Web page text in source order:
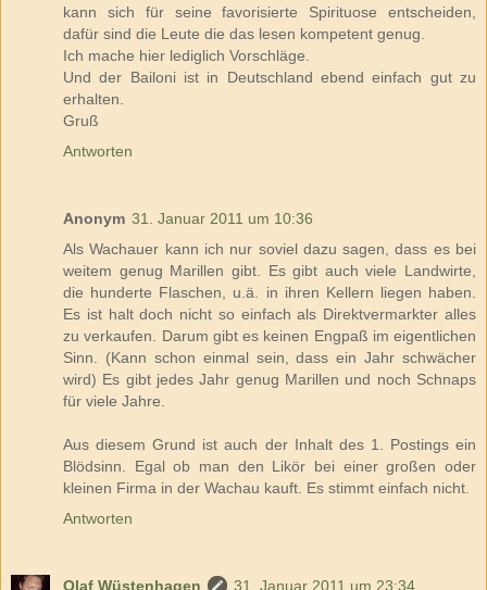
kann sich für seine favorisierte Spirituose entscheiden,
dafür sind die Leute die das lesen kompetent genug.
Ich mache hier lediglich Vorschläge.
Und der Bailoni ist in Deutschland ebend einfach gut zu
erhalten.
Gruß
Antworten
Anonym 31. Januar 2011 um 10:36
Als Wachauer kann ich nur soviel dazu sagen, dass es bei
weitem genug Marillen gibt. Es gibt auch viele Landwirte,
die hunderte Flaschen, u.ä. in ihren Kellern liegen haben.
Es ist halt doch nicht so einfach als Direktvermarkter alles
zu verkaufen. Darum gibt es keinen Engpaß im eigentlichen
Sinn. (Kann schon einmal sein, dass ein Jahr schwächer
wird) Es gibt jedes Jahr genug Marillen und noch Schnaps
für viele Jahre.
Aus diesem Grund ist auch der Inhalt des 1. Postings ein
Blödsinn. Egal ob man den Likör bei einer großen oder
kleinen Firma in der Wachau kauft. Es stimmt einfach nicht.
Antworten
Olaf Wüstenhagen
31. Januar 2011 um 23:34